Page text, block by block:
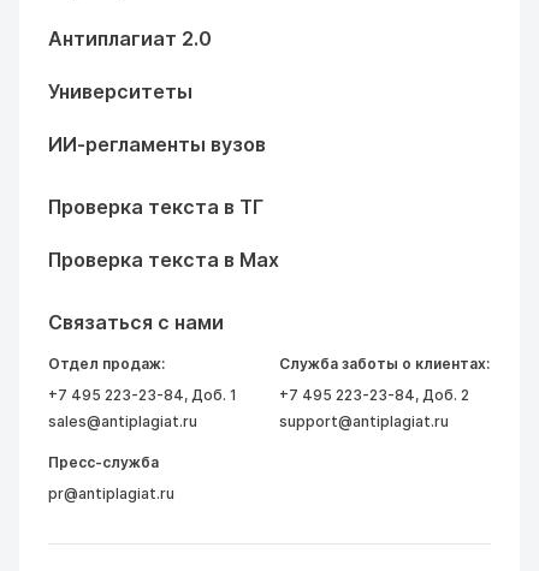
Антиплагиат 2.0
Университеты
ИИ-регламенты вузов
Проверка текста в ТГ
Проверка текста в Max
Связаться с нами
Отдел продаж:
+7 495 223-23-84, Доб. 1
sales@antiplagiat.ru
Служба заботы о клиентах:
+7 495 223-23-84, Доб. 2
support@antiplagiat.ru
Пресс-служба
pr@antiplagiat.ru